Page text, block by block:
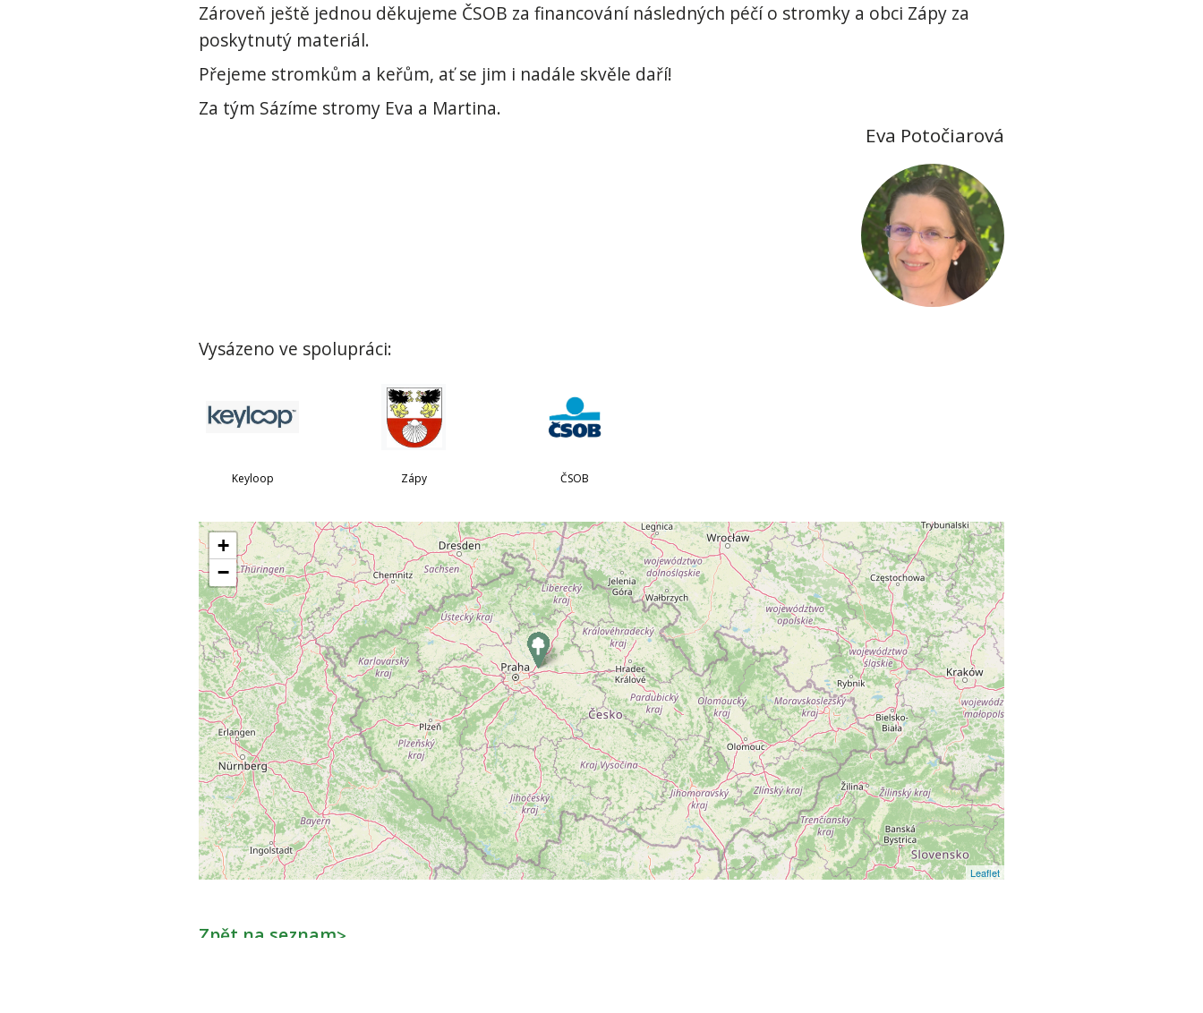
Zároveň ještě jednou děkujeme ČSOB za financování následných péčí o stromky a obci Zápy za
poskytnutý materiál.
Přejeme stromkům a keřům, ať se jim i nadále skvěle daří!
Za tým Sázíme stromy Eva a Martina.
Eva Potočiarová
Vysázeno ve spolupráci:
Keyloop Zápy ČSOB
+
−
Leaflet
Zpět na seznam>